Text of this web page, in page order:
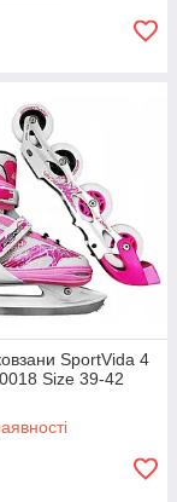
SportVida 4
Size 39-42